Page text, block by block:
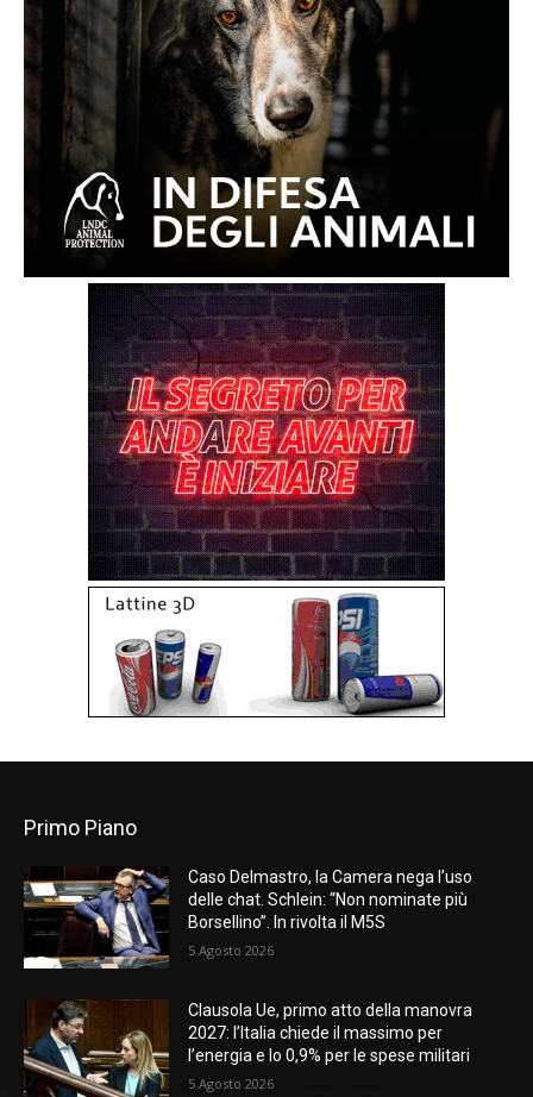
Primo Piano
Caso Delmastro, la Camera nega l’uso
delle chat. Schlein: “Non nominate più
Borsellino”. In rivolta il M5S
5 Agosto 2026
Clausola Ue, primo atto della manovra
2027: l’Italia chiede il massimo per
l’energia e lo 0,9% per le spese militari
5 Agosto 2026